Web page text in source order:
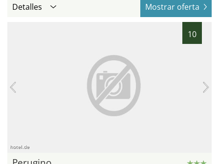
Detalles Mostrar oferta
10
hotel.de